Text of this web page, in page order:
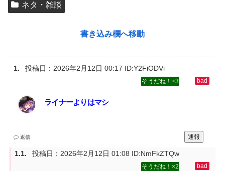
ネタ・雑談
書き込み欄へ移動
投稿日：2026年2月12日 00:17 ID:Y2FiODVi
3
ライナーよりはマシ
通報
返信
投稿日：2026年2月12日 01:08 ID:NmFkZTQw
2